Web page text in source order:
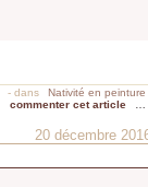
- dans
Nativité en peinture
commenter cet article
20 décembre